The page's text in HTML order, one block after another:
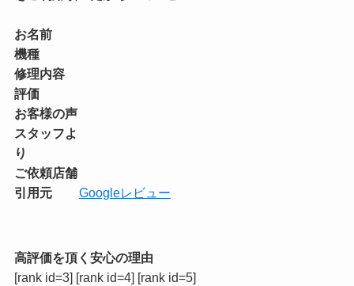
お名前
機種
修理内容
評価
お客様の声
スタッフよ
り
ご依頼店舗
引用元
Googleレビュー
高評価を頂く安心の理由
[rank id=3] [rank id=4] [rank id=5]